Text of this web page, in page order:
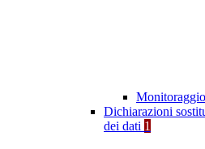
Dichiarazioni
dei dati 1